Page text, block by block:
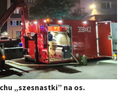
„szesnastki” na os.